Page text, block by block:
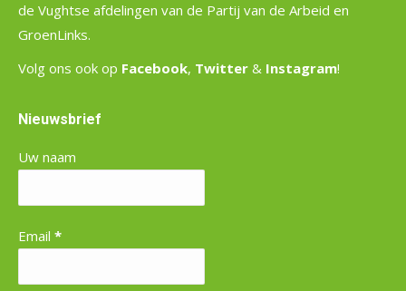
de Vughtse afdelingen van de Partij van de Arbeid en
GroenLinks.
Volg ons ook op Facebook, Twitter & Instagram!
Nieuwsbrief
Uw naam
Email *